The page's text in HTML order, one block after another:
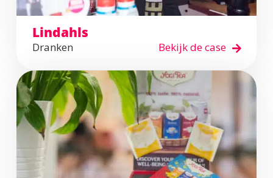
Lindahls
Dranken Bekijk de case